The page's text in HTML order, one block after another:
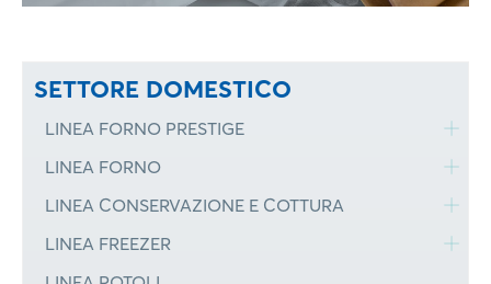
SETTORE DOMESTICO
LINEA FORNO PRESTIGE
LINEA FORNO
LINEA CONSERVAZIONE E COTTURA
LINEA FREEZER